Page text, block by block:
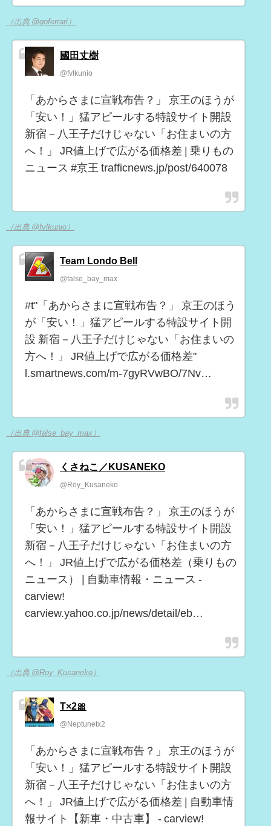
（出典 @goferrari）
國田丈樹
@fvlkunio
「あからさまに宣戦布告？」 京王のほうが
「安い！」猛アピールする特設サイト開設
新宿－八王子だけじゃない「お住まいの方
へ！」 JR値上げで広がる価格差 | 乗りもの
ニュース #京王 trafficnews.jp/post/640078
（出典 @fvlkunio）
Team Londo Bell
@false_bay_max
#t"「あからさまに宣戦布告？」 京王のほう
が「安い！」猛アピールする特設サイト開
設 新宿－八王子だけじゃない「お住まいの
方へ！」 JR値上げで広がる価格差"
l.smartnews.com/m-7gyRVwBO/7Nv…
（出典 @false_bay_max）
くさねこ／KUSANEKO
@Roy_Kusaneko
「あからさまに宣戦布告？」 京王のほうが
「安い！」猛アピールする特設サイト開設
新宿－八王子だけじゃない「お住まいの方
へ！」 JR値上げで広がる価格差（乗りもの
ニュース） | 自動車情報・ニュース -
carview!
carview.yahoo.co.jp/news/detail/eb…
（出典 @Roy_Kusaneko）
T×2🎀
@Neptunetx2
「あからさまに宣戦布告？」 京王のほうが
「安い！」猛アピールする特設サイト開設
新宿－八王子だけじゃない「お住まいの方
へ！」 JR値上げで広がる価格差 | 自動車情
報サイト【新車・中古車】 - carview!